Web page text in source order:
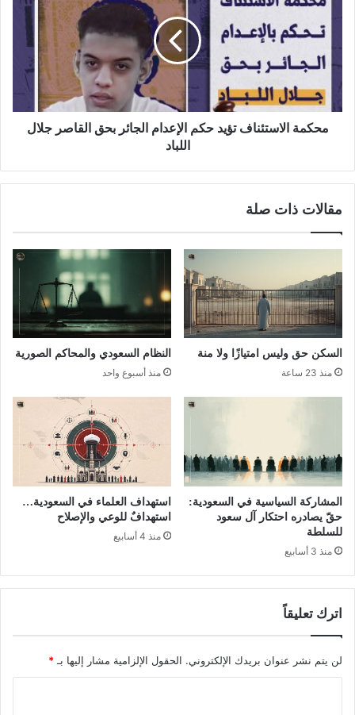
محكمة الاستئناف تؤيد حكم الإعدام الجائر بحق القاصر جلال
اللباد
مقالات ذات صلة
السكن حق وليس امتيازًا ولا منة
منذ 23 ساعة
النظام السعودي والمحاكم الصورية
منذ أسبوع واحد
المشاركة السياسية في السعودية:
حقّ يصادره احتكار آل سعود
للسلطة
منذ 3 أسابيع
استهداف العلماء في السعودية…
استهدافٌ للوعي والإصلاح
منذ 4 أسابيع
اترك تعليقاً
لن يتم نشر عنوان بريدك الإلكتروني. الحقول الإلزامية مشار إليها بـ *